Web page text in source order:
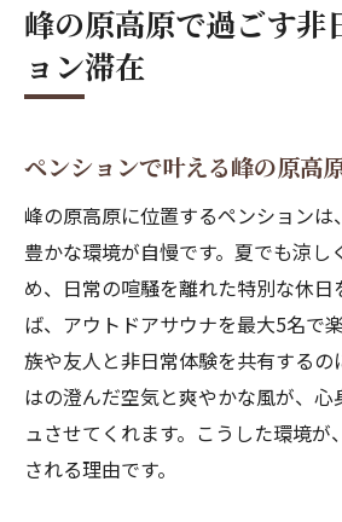
峰の原高原で過ごす非
ョン滞在
ペンションで叶える峰の原高
峰の原高原に位置するペンション
豊かな環境が自慢です。夏でも涼し
め、日常の喧騒を離れた特別な休日
ば、アウトドアサウナを最大5名で
族や友人と非日常体験を共有するの
はの澄んだ空気と爽やかな風が、
ュさせてくれます。こうした環境が
される理由です。